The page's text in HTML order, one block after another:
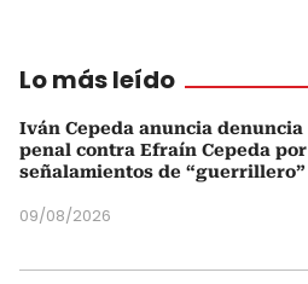
Lo más leído
Iván Cepeda anuncia denuncia
penal contra Efraín Cepeda por
señalamientos de “guerrillero”
09/08/2026